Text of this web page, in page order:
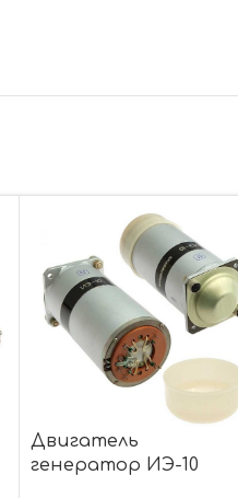
Двигатель
генератор ИЭ-10